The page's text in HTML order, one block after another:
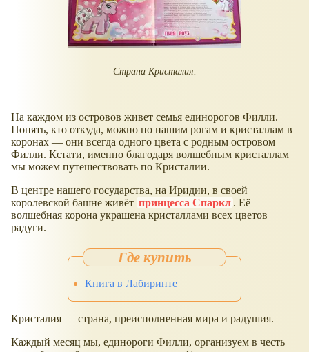
Страна Кристалия.
На каждом из островов живет семья единорогов Филли.
Понять, кто откуда, можно по нашим рогам и кристаллам в
коронах — они всегда одного цвета с родным островом
Филли. Кстати, именно благодаря волшебным кристаллам
мы можем путешествовать по Кристалии.
В центре нашего государства, на Иридии, в своей
королевской башне живёт принцесса Спаркл . Её
волшебная корона украшена кристаллами всех цветов
радуги.
Книга в Лабиринте
Кристалия — страна, преисполненная мира и радушия.
Каждый месяц мы, единороги Филли, организуем в честь